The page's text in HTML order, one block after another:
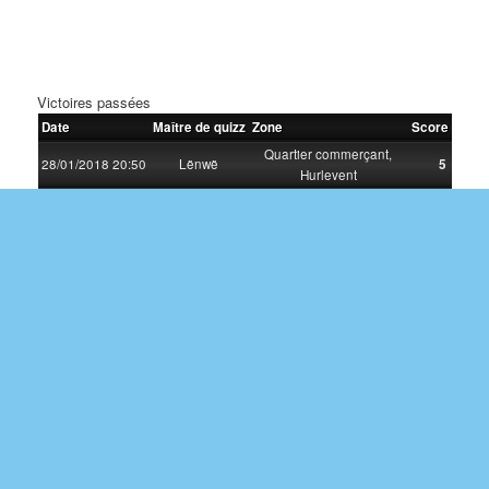
Victoires passées
Date Maître de quizz Zone Score
28/01/2018 20:50 Lënwë
Quartier commerçant,
Hurlevent
5